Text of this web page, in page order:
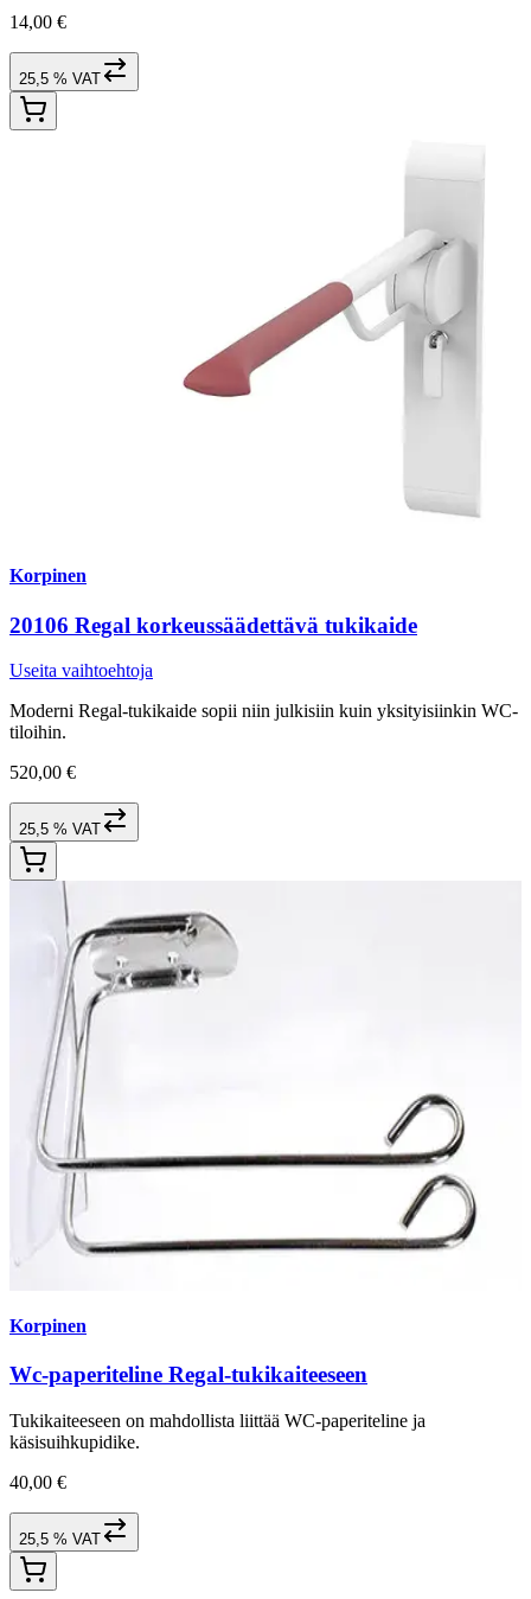
14,00 €
25,5 % VAT
Korpinen
20106 Regal korkeussäädettävä tukikaide
Useita vaihtoehtoja
Moderni Regal-tukikaide sopii niin julkisiin kuin yksityisiinkin WC-
tiloihin.
520,00 €
25,5 % VAT
Korpinen
Wc-paperiteline Regal-tukikaiteeseen
Tukikaiteeseen on mahdollista liittää WC-paperiteline ja
käsisuihkupidike.
40,00 €
25,5 % VAT